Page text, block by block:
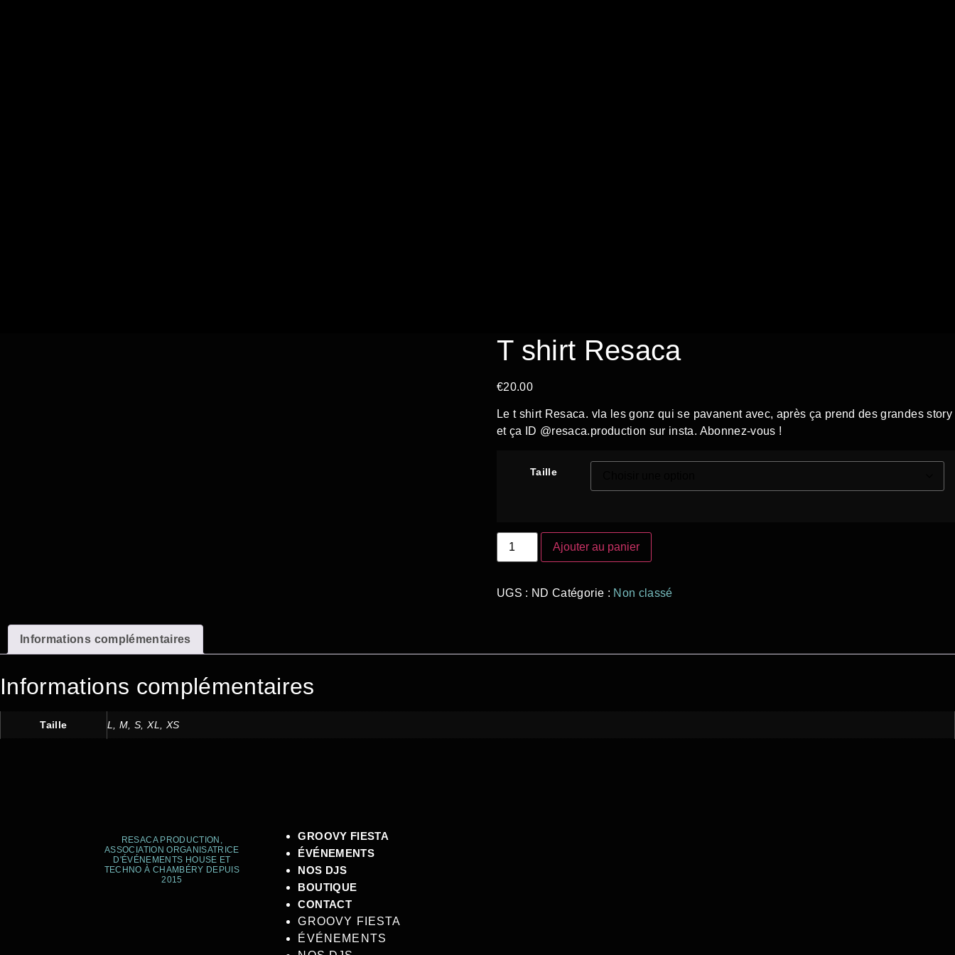
T shirt Resaca
€20.00
Le t shirt Resaca. vla les gonz qui se pavanent avec, après ça prend des grandes story
et ça ID @resaca.production sur insta. Abonnez-vous !
Taille
Ajouter au panier
UGS : ND Catégorie : Non classé
Informations complémentaires
Informations complémentaires
Taille L, M, S, XL, XS
RESACA PRODUCTION,
ASSOCIATION ORGANISATRICE
D'ÉVÉNEMENTS HOUSE ET
TECHNO À CHAMBÉRY DEPUIS
2015​
GROOVY FIESTA
ÉVÉNEMENTS
NOS DJS
BOUTIQUE
CONTACT
GROOVY FIESTA
ÉVÉNEMENTS